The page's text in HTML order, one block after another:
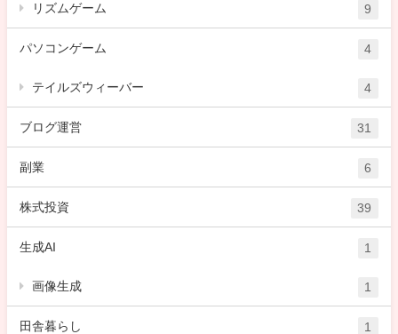
リズムゲーム 9
パソコンゲーム 4
テイルズウィーバー 4
ブログ運営 31
副業 6
株式投資 39
生成AI 1
画像生成 1
田舎暮らし 1